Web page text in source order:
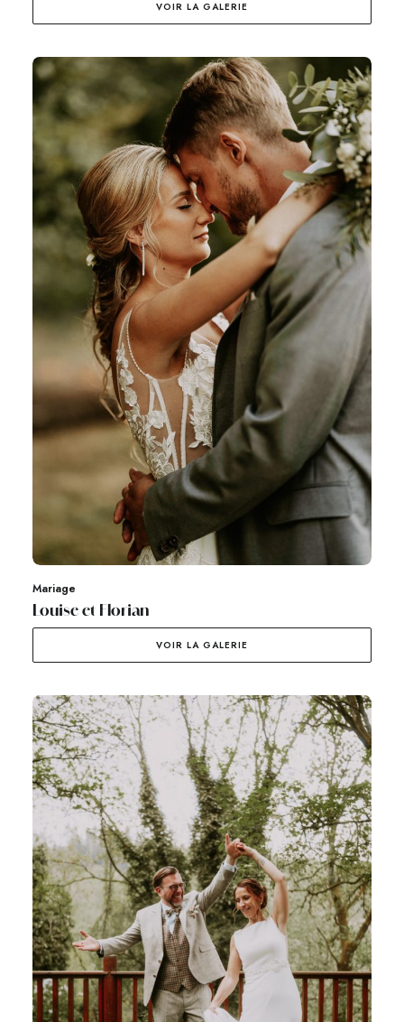
VOIR LA GALERIE
Mariage
Louise et Florian
VOIR LA GALERIE